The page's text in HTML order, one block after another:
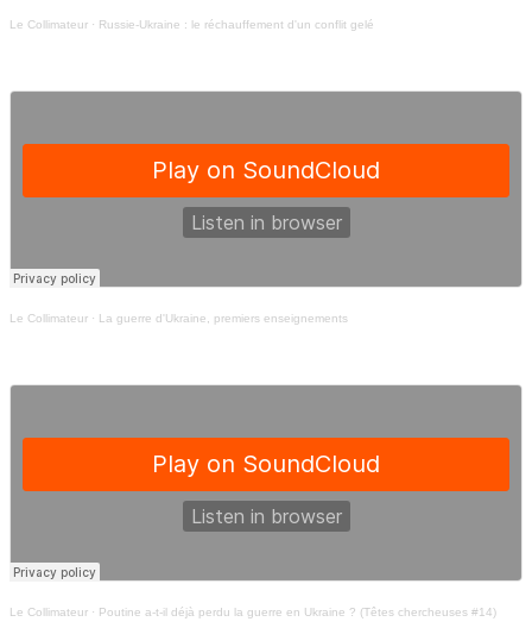
Le Collimateur · Russie-Ukraine : le réchauffement d'un conflit gelé
Le Collimateur · La guerre d'Ukraine, premiers enseignements
Le Collimateur · Poutine a-t-il déjà perdu la guerre en Ukraine ? (Têtes chercheuses #14)